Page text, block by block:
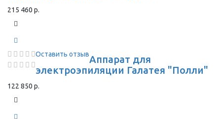
215 460 р.
Оставить отзывАппарат для
электроэпиляции Галатея "Полли"
122 850 р.